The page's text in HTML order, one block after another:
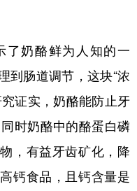
了奶酪鲜为人知的一
到肠道调节，这块“浓
证实，奶酪能防止牙
时奶酪中的酪蛋白磷
，有益牙齿矿化，降
钙食品，且钙含量是